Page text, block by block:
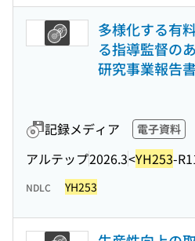
多様化する有
る指導監督の
研究事業報告書
記録メディア 電子資料
アルテップ2026.3<YH253-
NDLC YH253